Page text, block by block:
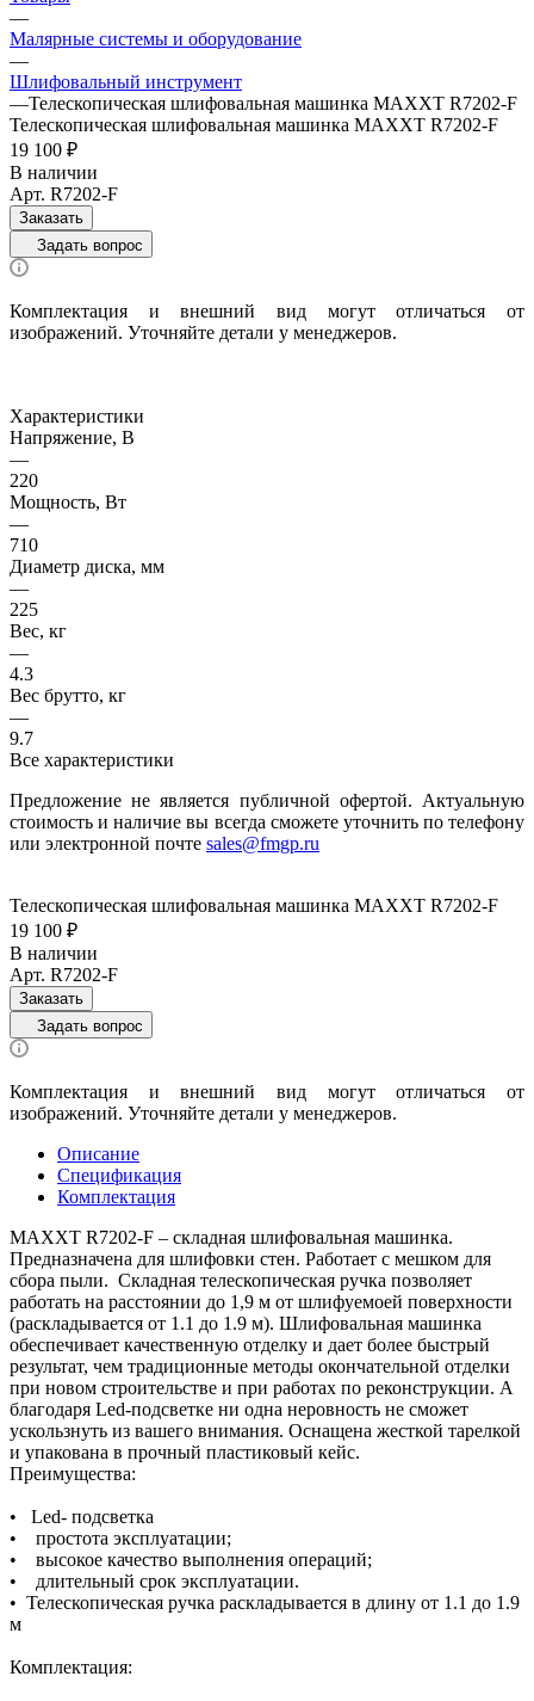
—
Малярные системы и оборудование
—
Шлифовальный инструмент
—Телескопическая шлифовальная машинка MAXXT R7202-F
Телескопическая шлифовальная машинка MAXXT R7202-F
19 100 ₽
В наличии
Арт. R7202-F
Заказать
Задать вопрос
Комплектация и внешний вид могут отличаться от
изображений. Уточняйте детали у менеджеров.
Характеристики
Напряжение, В
—
220
Мощность, Вт
—
710
Диаметр диска, мм
—
225
Вес, кг
—
4.3
Вес брутто, кг
—
9.7
Все характеристики
Предложение не является публичной офертой. Актуальную
стоимость и наличие вы всегда сможете уточнить по телефону
или электронной почте sales@fmgp.ru
Телескопическая шлифовальная машинка MAXXT R7202-F
19 100 ₽
В наличии
Арт. R7202-F
Заказать
Задать вопрос
Комплектация и внешний вид могут отличаться от
изображений. Уточняйте детали у менеджеров.
Описание
Спецификация
Комплектация
MAXXT R7202-F – складная шлифовальная машинка.
Предназначена для шлифовки стен. Работает с мешком для
сбора пыли. Складная телескопическая ручка позволяет
работать на расстоянии до 1,9 м от шлифуемоей поверхности
(раскладывается от 1.1 до 1.9 м). Шлифовальная машинка
обеспечивает качественную отделку и дает более быстрый
результат, чем традиционные методы окончательной отделки
при новом строительстве и при работах по реконструкции. А
благодаря Led-подсветке ни одна неровность не сможет
ускользнуть из вашего внимания. Оснащена жесткой тарелкой
и упакована в прочный пластиковый кейс.
Преимущества:
• Led- подсветка
• простота эксплуатации;
• высокое качество выполнения операций;
• длительный срок эксплуатации.
• Телескопическая ручка раскладывается в длину от 1.1 до 1.9
м
Комплектация: